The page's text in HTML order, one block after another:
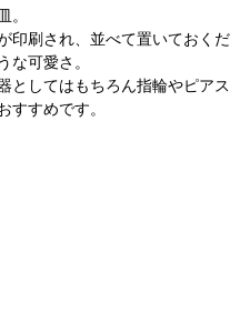
。
印刷され、並べて置いておくだ
な可愛さ。
としてはもちろん指輪やピアス
すすめです。